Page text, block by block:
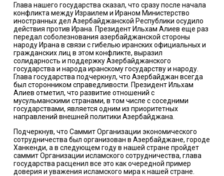
Глава нашего государства сказал, что сразу после начала
конфликта между Израилем и Ираном Министерство
иностранных дел Азербайджанской Республики осудило
действия против Ирана. Президент Ильхам Алиев еще раз
передал соболезнования азербайджанской стороны
народу Ирана в связи с гибелью иранских официальных и
гражданских лиц в этом конфликте, выразил
солидарность и поддержку Азербайджанского
государства и народа иранскому государству и народу.
Глава государства подчеркнул, что Азербайджан всегда
был сторонником справедливости. Президент Ильхам
Алиев отметил, что развитие отношений с
мусульманскими странами, в том числе с соседними
государствами, является одним из приоритетных
направлений внешней политики Азербайджана.
Подчеркнув, что Саммит Организации экономического
сотрудничества был организован в Азербайджане, городе
Ханкенди, а в следующем году в нашей стране пройдет
саммит Организации исламского сотрудничества, глава
государства расценил все это как очередной пример
доверия и уважения исламского мира к нашей стране.